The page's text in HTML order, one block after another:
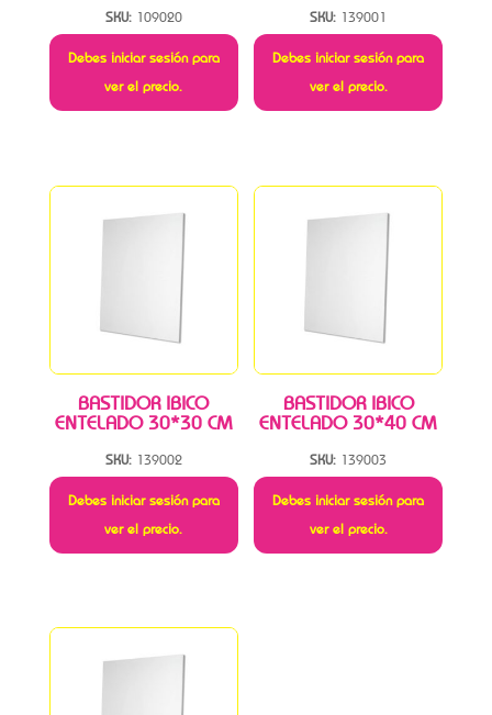
SKU: 109020
Debes iniciar sesión para
ver el precio.
SKU: 139001
Debes iniciar sesión para
ver el precio.
BASTIDOR IBICO
ENTELADO 30*30 CM
SKU: 139002
Debes iniciar sesión para
ver el precio.
BASTIDOR IBICO
ENTELADO 30*40 CM
SKU: 139003
Debes iniciar sesión para
ver el precio.